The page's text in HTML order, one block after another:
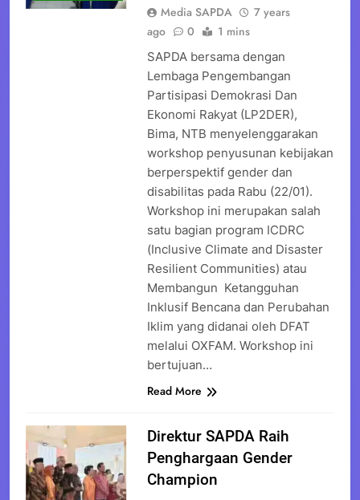
Media SAPDA
7 years
ago
0 1 mins
SAPDA bersama dengan
Lembaga Pengembangan
Partisipasi Demokrasi Dan
Ekonomi Rakyat (LP2DER),
Bima, NTB menyelenggarakan
workshop penyusunan kebijakan
berperspektif gender dan
disabilitas pada Rabu (22/01).
Workshop ini merupakan salah
satu bagian program ICDRC
(Inclusive Climate and Disaster
Resilient Communities) atau
Membangun Ketangguhan
Inklusif Bencana dan Perubahan
Iklim yang didanai oleh DFAT
melalui OXFAM. Workshop ini
bertujuan…
Read More
Direktur SAPDA Raih
Penghargaan Gender
Champion